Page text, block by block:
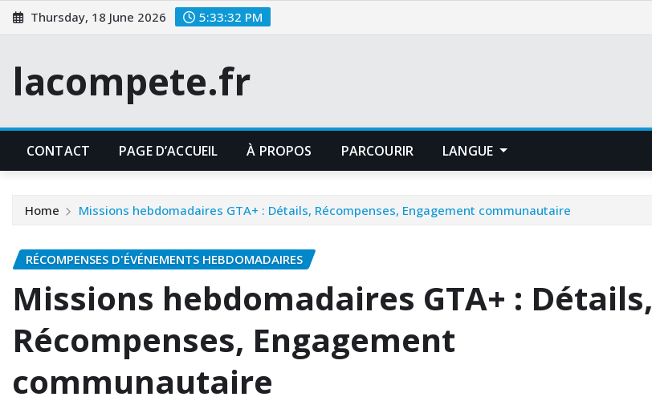
Skip
to
Thursday, 18 June 2026 5:33:34 PM
lacompete.fr
CONTACT PAGE D’ACCUEIL À PROPOS PARCOURIR LANGUE
Home Missions hebdomadaires GTA+ : Détails, Récompenses, Engagement communautaire
RÉCOMPENSES D'ÉVÉNEMENTS HEBDOMADAIRES
Missions hebdomadaires GTA+ : Détails,
Récompenses, Engagement
communautaire